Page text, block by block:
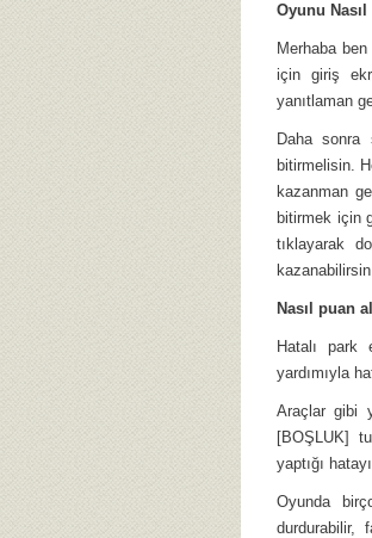
Oyunu
Merhaba
için giriş
yanıtlaman
Daha sonra
bitirmelisin.
kazanman
bitirmek için
tıklayarak
Nasıl puan
Hatalı park
yardımıyla
Araçlar gibi
[BOŞLUK]
yaptığı
Oyunda
durdurabilir,